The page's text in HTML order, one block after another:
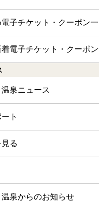
子チケット・クーポン
電子チケット・クーポ
泉ニュース
ト
る
泉からのお知らせ